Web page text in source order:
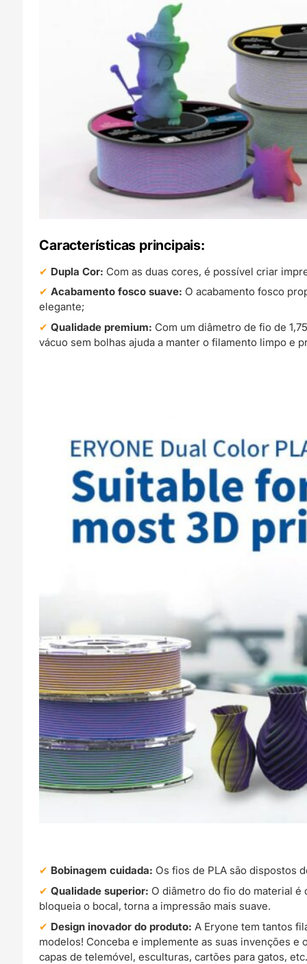
Características principais:
Dupla Cor: Com as duas cores, é possível criar
Acabamento fosco suave: O acabamento fosco
elegante;
Qualidade premium: Com um diâmetro de fio de
vácuo sem bolhas ajuda a manter o filamento limpo e
Bobinagem cuidada: Os fios de PLA são dispostos
Qualidade superior: O diâmetro do fio do material é
bloqueia o bocal, torna a impressão mais suave.
Design inovador do produto: A Eryone tem tantos
modelos! Conceba e implemente as suas invenções
capas de telemóvel, esculturas, cartões para gatos,